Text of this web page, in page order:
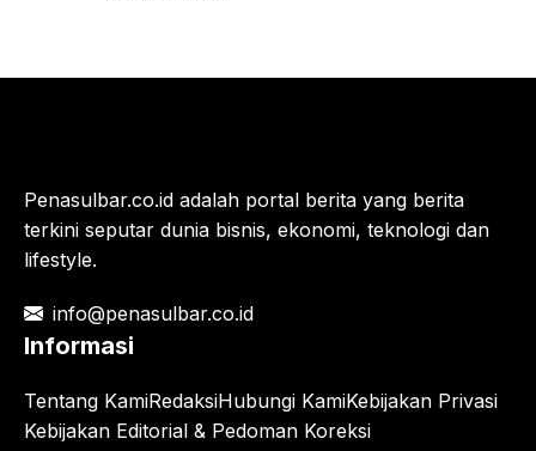
Penasulbar.co.id adalah portal berita yang berita
terkini seputar dunia bisnis, ekonomi, teknologi dan
lifestyle.
info@penasulbar.co.id
Informasi
Tentang KamiRedaksiHubungi KamiKebijakan Privasi
Kebijakan Editorial & Pedoman Koreksi